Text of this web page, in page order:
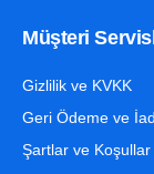
Müşteri
Gizlilik ve KVKK
Geri Ödeme ve
Şartlar ve Koşullar